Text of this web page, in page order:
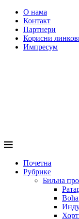
О нама
Контакт
Партнери
Корисни
Импресум
Почетна
Рубрике
Биљна